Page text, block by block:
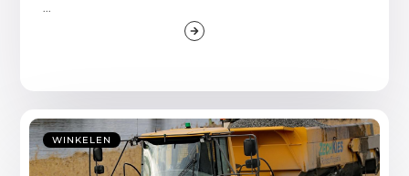
...
WINKELEN